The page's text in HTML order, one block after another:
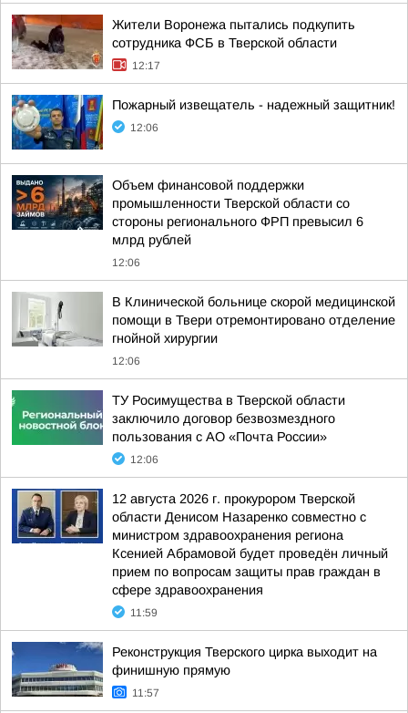
Жители Воронежа пытались подкупить
сотрудника ФСБ в Тверской области
12:17
Пожaрный извещатель - надежный зaщитник!
12:06
Объем финансовой поддержки
промышленности Тверской области со
стороны регионального ФРП превысил 6
млрд рублей
12:06
В Клинической больнице скорой медицинской
помощи в Твери отремонтировано отделение
гнойной хирургии
12:06
ТУ Росимущества в Тверской области
заключило договор безвозмездного
пользования с АО «Почта России»
12:06
12 августа 2026 г. прокурором Тверской
области Денисом Назаренко совместно с
министром здравоохранения региона
Ксенией Абрамовой будет проведён личный
прием по вопросам защиты прав граждан в
сфере здравоохранения
11:59
Реконструкция Тверского цирка выходит на
финишную прямую
11:57